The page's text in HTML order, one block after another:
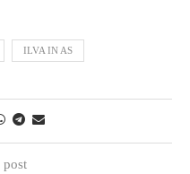
ILVA IN AS
post